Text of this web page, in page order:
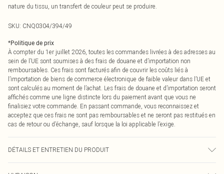
nature du tissu, un transfert de couleur peut se produire.
SKU: CNQ0304/394/49
*Politique de prix
À compter du 1er juillet 2026, toutes les commandes livrées à des adresses au
sein de l’UE sont soumises à des frais de douane et d’importation non
remboursables. Ces frais sont facturés afin de couvrir les coûts liés à
l’importation de biens de commerce électronique de faible valeur dans l’UE et
sont calculés au moment de l’achat. Les frais de douane et d’importation seront
affichés comme une ligne distincte lors du paiement avant que vous ne
finalisiez votre commande. En passant commande, vous reconnaissez et
acceptez que ces frais ne sont pas remboursables et ne seront pas restitués en
cas de retour ou d’échange, sauf lorsque la loi applicable l’exige.
DÉTAILS ET ENTRETIEN DU PRODUIT